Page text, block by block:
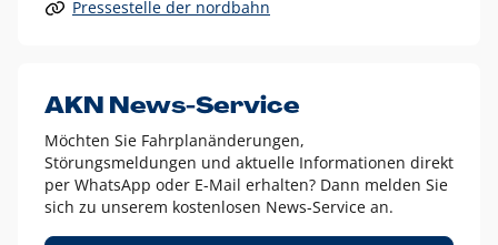
Alle anderen Logo-Varianten dürfen nur in Ausnahmefällen
Diese Ausnahmen sind zum Beispiel:
dem AKN Blau,
weißes Logo auf Fotohintergründen,
schwarzes Logo für reine Schwarz-Weiß-Umsetzungen
Pressestelle der nordbahn
AKN News-Service
Möchten Sie Fahrplanänderungen,
Störungsmeldungen und aktuelle Informationen direkt
per WhatsApp oder E-Mail erhalten? Dann melden Sie
sich zu unserem kostenlosen News-Service an.